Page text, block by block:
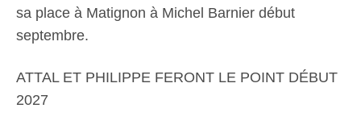
sa place à Matignon à Michel Barnier début
septembre.
ATTAL ET PHILIPPE FERONT LE POINT DÉBUT
2027